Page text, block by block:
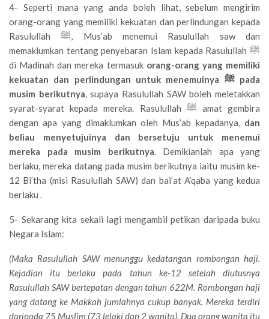
4- Seperti mana yang anda boleh lihat, sebelum mengirim
orang-orang yang memiliki kekuatan dan perlindungan kepada
Rasulullah ﷺ, Mus’ab menemui Rasulullah saw dan
memaklumkan tentang penyebaran Islam kepada Rasulullah ﷺ
di Madinah dan mereka termasuk orang-orang yang memiliki
kekuatan dan perlindungan untuk menemuinya ﷺ pada
musim berikutnya , supaya Rasulullah SAW boleh meletakkan
syarat-syarat kepada mereka. Rasulullah ﷺ amat gembira
dengan apa yang dimaklumkan oleh Mus’ab kepadanya, dan
beliau menyetujuinya dan bersetuju untuk menemui
mereka pada musim berikutnya . Demikianlah apa yang
berlaku, mereka datang pada musim berikutnya iaitu musim ke-
12 Bi’tha (misi Rasulullah SAW) dan bai’at A’qaba yang kedua
berlaku .
5- Sekarang kita sekali lagi mengambil petikan daripada buku
Negara Islam:
(Maka Rasulullah SAW menunggu kedatangan rombongan haji.
Kejadian itu berlaku pada tahun ke-12 setelah diutusnya
Rasulullah SAW bertepatan dengan tahun 622M. Rombongan haji
yang datang ke Makkah jumlahnya cukup banyak. Mereka terdiri
daripada 75 Muslim (73 lelaki dan 2 wanita). Dua orang wanita itu